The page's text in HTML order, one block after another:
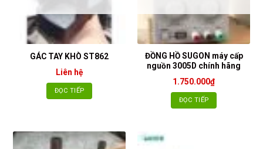
GÁC TAY KHÒ ST862
Liên hệ
ĐỌC TIẾP
ĐỒNG HỒ SUGON máy cấp
nguồn 3005D chính hãng
1.750.000₫
ĐỌC TIẾP